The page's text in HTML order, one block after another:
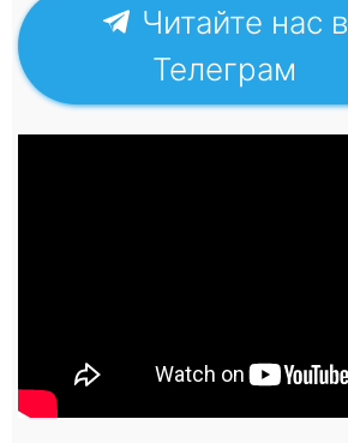
Читайте нас в
Телеграм